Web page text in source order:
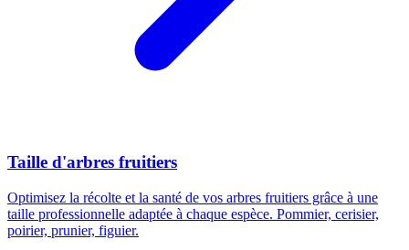
Taille d'arbres fruitiers
Optimisez la récolte et la santé de vos arbres fruitiers grâce à une
taille professionnelle adaptée à chaque espèce. Pommier, cerisier,
poirier, prunier, figuier.